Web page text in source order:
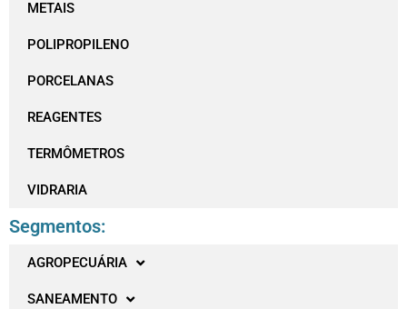
METAIS
POLIPROPILENO
PORCELANAS
REAGENTES
TERMÔMETROS
VIDRARIA
Segmentos:
AGROPECUÁRIA
SANEAMENTO